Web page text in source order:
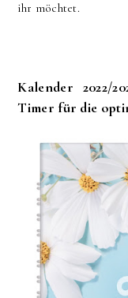
ihr möchtet.
Kalender 2022/
Timer für die